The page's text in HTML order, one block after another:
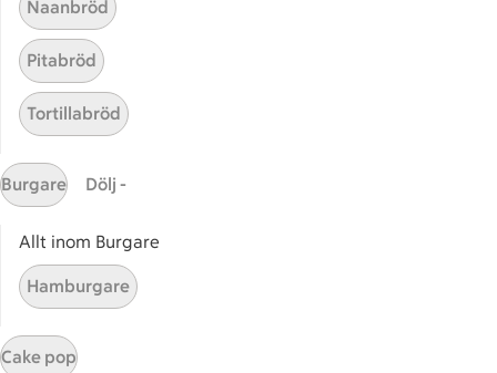
Bli stammis
Stammis Student
Stammis Husdjur
Partnererbjudanden
ICA
ICAs egna varor
ICA Gruppen
ICA Nära
ICA Supermarket
ICA Kvantum
Naanbröd
Pitabröd
Tortillabröd
Burgare Dölj -
Allt inom Burgare
Hamburgare
Cake pop